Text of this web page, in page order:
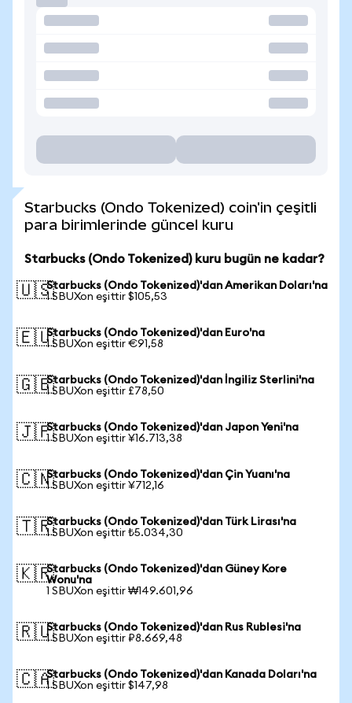
Starbucks (Ondo Tokenized) coin'in çeşitli
para birimlerinde güncel kuru
Starbucks (Ondo Tokenized) kuru bugün ne kadar?
🇺🇸Starbucks (Ondo Tokenized)'dan Amerikan Doları'na
1 SBUXon eşittir $105,53
🇪🇺Starbucks (Ondo Tokenized)'dan Euro'na
1 SBUXon eşittir €91,58
🇬🇧Starbucks (Ondo Tokenized)'dan İngiliz Sterlini'na
1 SBUXon eşittir £78,50
🇯🇵Starbucks (Ondo Tokenized)'dan Japon Yeni'na
1 SBUXon eşittir ¥16.713,38
🇨🇳Starbucks (Ondo Tokenized)'dan Çin Yuanı'na
1 SBUXon eşittir ¥712,16
🇹🇷Starbucks (Ondo Tokenized)'dan Türk Lirası'na
1 SBUXon eşittir ₺5.034,30
🇰🇷Starbucks (Ondo Tokenized)'dan Güney Kore
Wonu'na
1 SBUXon eşittir ₩149.601,96
🇷🇺Starbucks (Ondo Tokenized)'dan Rus Rublesi'na
1 SBUXon eşittir ₽8.669,48
🇨🇦Starbucks (Ondo Tokenized)'dan Kanada Doları'na
1 SBUXon eşittir $147,98